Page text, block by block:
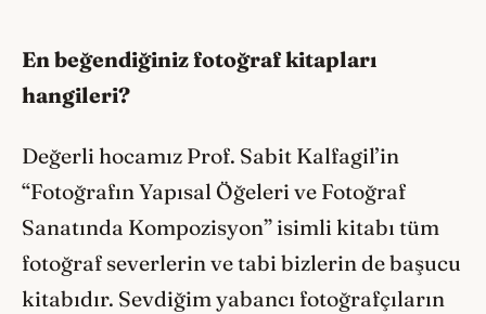
En beğendiğiniz fotoğraf kitapları
hangileri?
Değerli hocamız Prof. Sabit Kalfagil’in
“Fotoğrafın Yapısal Öğeleri ve Fotoğraf
Sanatında Kompozisyon” isimli kitabı tüm
fotoğraf severlerin ve tabi bizlerin de başucu
kitabıdır. Sevdiğim yabancı fotoğrafçıların